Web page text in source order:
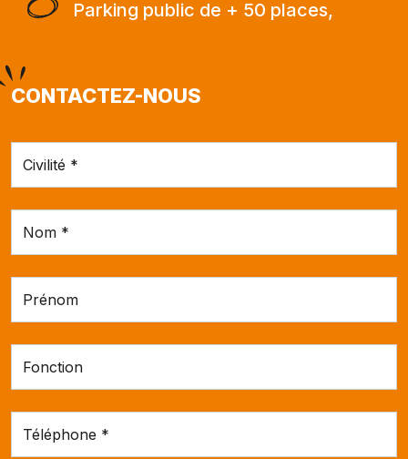
Parking public de + 50 places,
CONTACTEZ-NOUS